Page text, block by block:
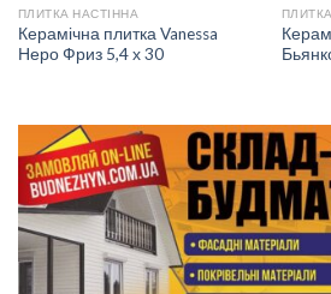
ПЛИТКА НАСТІННА
Керамічна плитка Vanessa
Неро Фриз 5,4 х 30